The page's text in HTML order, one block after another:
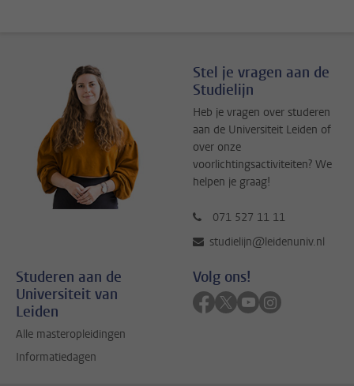
Stel je vragen aan de
Studielijn
Heb je vragen over studeren
aan de Universiteit Leiden of
over onze
voorlichtingsactiviteiten? We
helpen je graag!
071 527 11 11
studielijn@leidenuniv.nl
Studeren aan de
Universiteit van
Leiden
Alle masteropleidingen
Informatiedagen
Volg ons!
Volg ons op facebook
Volg ons op twitter
Volg ons op
Volg ons op